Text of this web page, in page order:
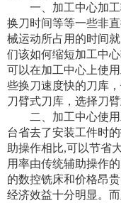
一、加工中心加工
换刀时间等等一些非
械运动所占用的时间
们该如何缩短加工中
可以在加工中心上使
些换刀速度快的刀库
刀臂式刀库，选择刀
二、加工中心使用
台省去了安装工件时
助操作相比,可以节省
用率由传统辅助操作
的数控铣床和价格昂
经济效益十分明显。